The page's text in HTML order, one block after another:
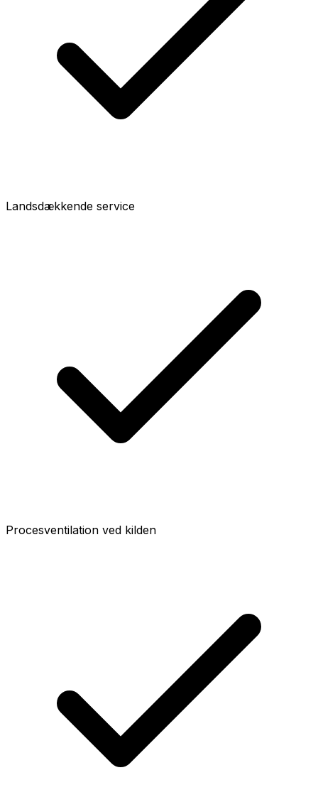
Landsdækkende service
Procesventilation ved kilden